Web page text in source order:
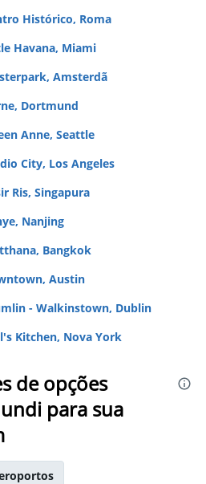
Histórico, Roma
Havana, Miami
Amsterdã
Dortmund
Anne, Seattle
City, Los Angeles
Ris, Singapura
Nanjing
Bangkok
Austin
- Walkinstown, Dublin
Kitchen, Nova York
de opções
para sua